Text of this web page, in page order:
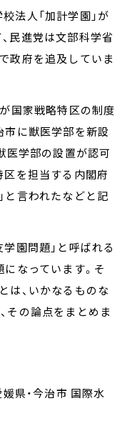
法人「加計学園」が
民進党は文部科学省
政府を追及していま
が国家戦略特区の制度
市に獣医学部を新設
医学部の設置が認可
区を担当する内閣府
と言われたなどと記
園問題」と呼ばれる
になっています。そ
は、いかなるものな
その論点をまとめま
媛県・今治市 国際水